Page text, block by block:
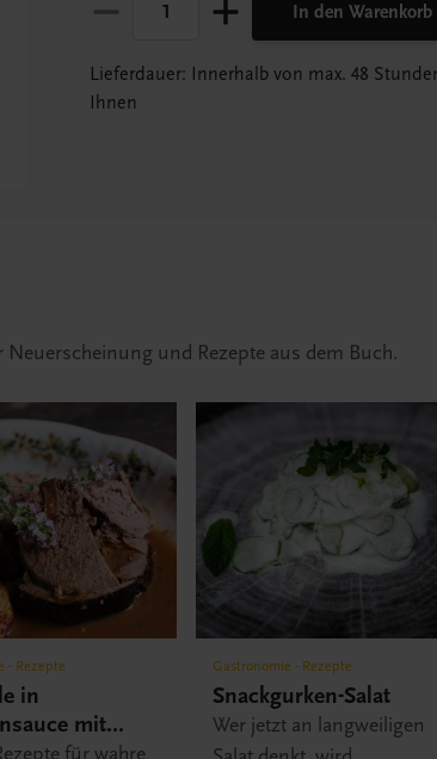
In den Warenkorb
Lieferdauer: Innerhalb von max. 48
Ihnen
und Rezepte aus dem Buch.
- Rezepte
in
mit
Gastronomie - Rezepte
Snackgurken-Salat
Wer jetzt an langweiligen